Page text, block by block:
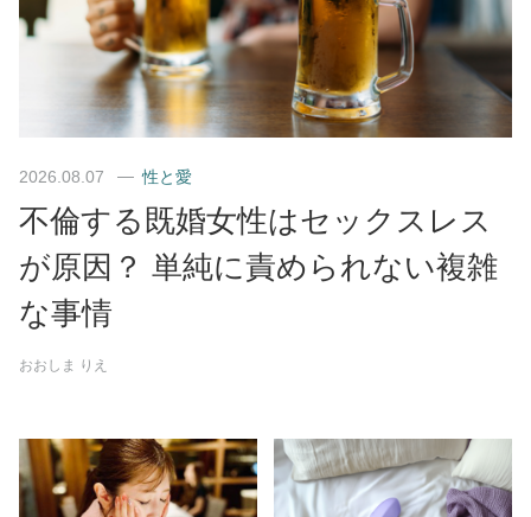
2026.08.07 性と愛
不倫する既婚女性はセックスレス
が原因？ 単純に責められない複雑
な事情
おおしま りえ